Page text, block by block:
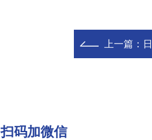
上一篇：
扫码加微信